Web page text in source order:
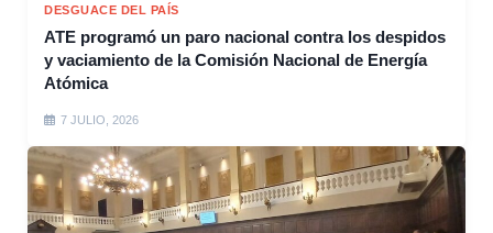
DESGUACE DEL PAÍS
ATE programó un paro nacional contra los despidos
y vaciamiento de la Comisión Nacional de Energía
Atómica
7 JULIO, 2026